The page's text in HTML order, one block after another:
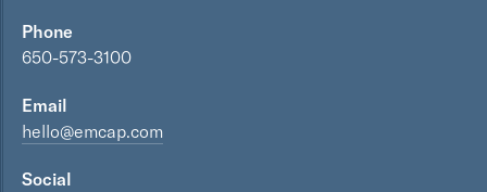
Phone
650-573-3100
Email
hello@emcap.com
Social